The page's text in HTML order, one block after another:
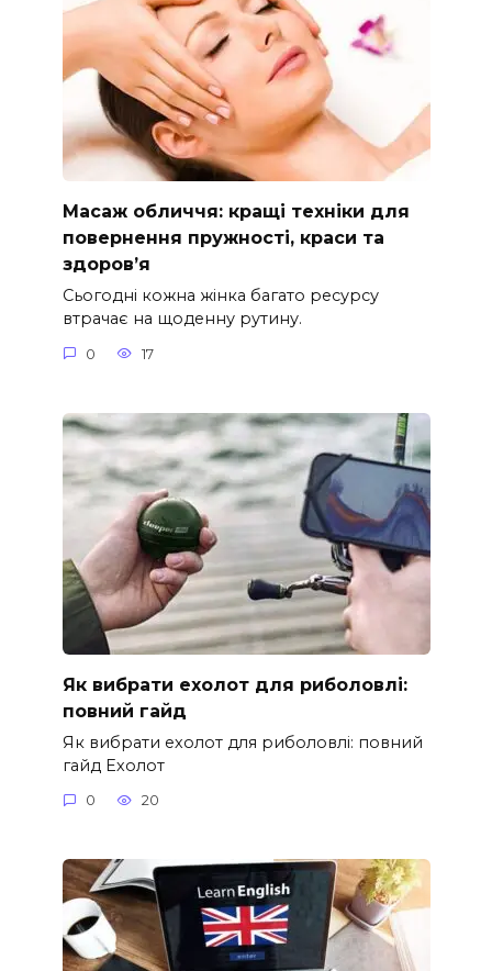
Масаж обличчя: кращі техніки для
повернення пружності, краси та
здоров’я
Сьогодні кожна жінка багато ресурсу
втрачає на щоденну рутину.
0 17
Як вибрати ехолот для риболовлі:
повний гайд
Як вибрати ехолот для риболовлі: повний
гайд Ехолот
0 20